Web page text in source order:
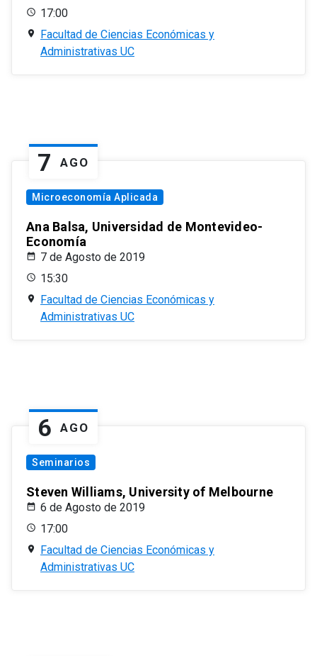
17:00
Facultad de Ciencias Económicas y
Administrativas UC
7 AGO
Microeconomía Aplicada
Ana Balsa, Universidad de Montevideo-
Economía
7 de Agosto de 2019
15:30
Facultad de Ciencias Económicas y
Administrativas UC
6 AGO
Seminarios
Steven Williams, University of Melbourne
6 de Agosto de 2019
17:00
Facultad de Ciencias Económicas y
Administrativas UC